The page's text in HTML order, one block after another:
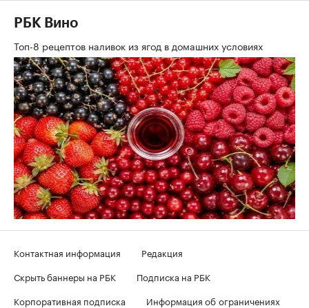
РБК Вино
Топ-8 рецептов наливок из ягод в домашних условиях
Контактная информация
Редакция
Скрыть баннеры на РБК
Подписка на РБК
Корпоративная подписка
Информация об ограничениях